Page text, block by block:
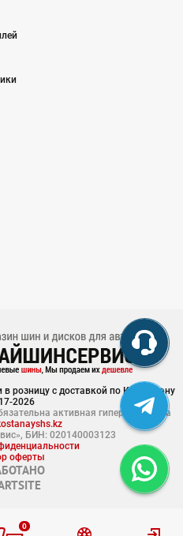
0
розницу с доставкой по Казахстану
2026
активная гиперссылка на
БИН: 020140003123
оферты